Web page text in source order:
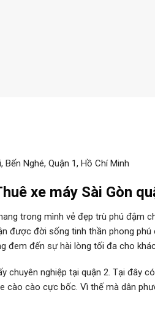
Bến Nghé, Quận 1, Hồ Chí Minh
xe máy Sài Gòn
trong mình vẻ đẹp trù phú đậm
được đời sống tinh thần phong
đem đến sự hài lòng tối đa cho
chuyên nghiệp tại quận 2. Tại đây
cào cào cực bốc. Vì thế mà dân